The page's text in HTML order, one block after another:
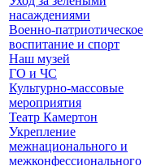
насаждениями
Военно-патриотическое
воспитание и спорт
Наш музей
ГО и ЧС
Культурно-массовые
мероприятия
Театр Камертон
Укрепление
межнационального и
межконфессионального